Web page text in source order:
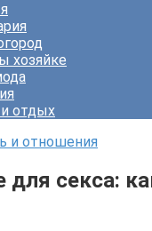
хозяйке
отдых
и отношения
для секса: